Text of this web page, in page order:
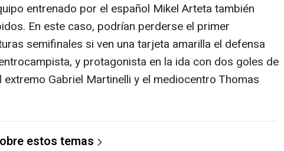
entrenado por el español Mikel Arteta también
En este caso, podrían perderse el primer
semifinales si ven una tarjeta amarilla el defensa
y protagonista en la ida con dos goles de
extremo Gabriel Martinelli y el mediocentro Thomas
estos temas